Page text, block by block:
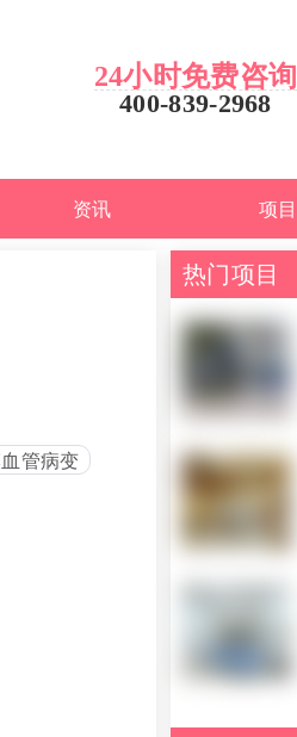
24小时免费咨询
400-839-2968
资讯 项目
管病变
热门项目